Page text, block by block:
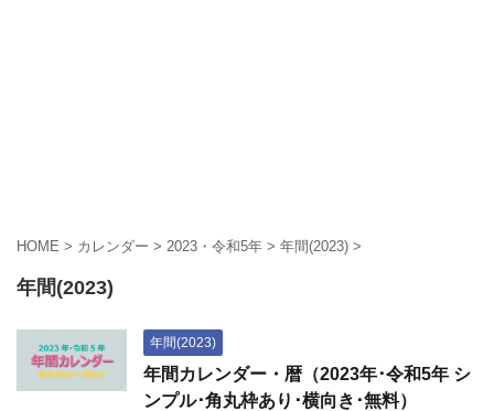
HOME > カレンダー > 2023・令和5年 > 年間(2023) >
年間(2023)
年間(2023)
年間カレンダー・暦（2023年･令和5年 シ
ンプル･角丸枠あり･横向き･無料）